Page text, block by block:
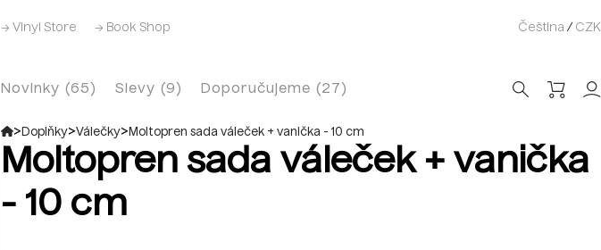
→ Vinyl Store → Book Shop Čeština / CZK
Novinky (65) Slevy (9) Doporučujeme (27)
>Doplňky>Válečky>Moltopren sada váleček + vanička - 10 cm
Moltopren sada váleček + vanička
- 10 cm